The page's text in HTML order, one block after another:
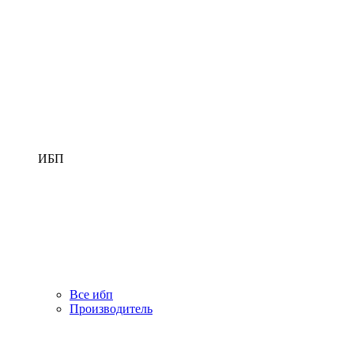
ИБП
Все ибп
Производитель